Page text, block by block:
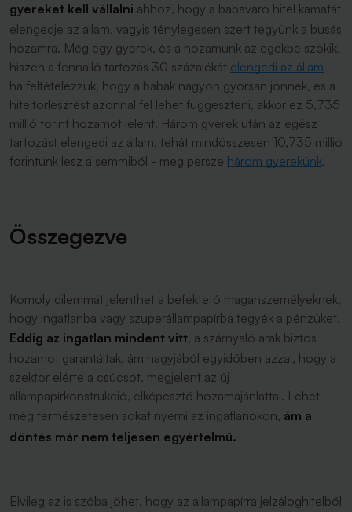
gyereket kell vállalni ahhoz, hogy a babaváró hitel kamatát
elengedje az állam, vagyis ténylegesen szert tegyünk a busás
hozamra. Még egy gyerek, és a hozamunk az egekbe szökik,
hiszen a fennálló tartozás 30 százalékát elengedi az állam -
ha feltételezzük, hogy a babák nagyon gyorsan jönnek, és a
hiteltörlesztést azonnal fel lehet függeszteni, akkor ez 5,735
millió forint hozamot jelent. Három gyerek után az egész
tartozást elengedi az állam, tehát mindösszesen 10,735 millió
forintunk lesz a semmiből - meg persze három gyerekünk.
Összegezve
Komoly dilemmát jelenthet a befektető magánszemélyeknek,
hogy ingatlanba vagy szuperállampapírba tegyék a pénzüket.
Eddig az ingatlan mindent vitt, a szárnyaló árak biztos
hozamot garantáltak, ám nagyjából egyidőben azzal, hogy a
szektor elérte a csúcsot, megjelent az új
állampapírkonstrukció, elképesztő hozamajánlattal. Lehet
még természetesen sokat nyerni az ingatlanokon, ám a
döntés már nem teljesen egyértelmű.
Elvileg az is szóba jöhet, hogy az állampapírra jelzáloghitelből